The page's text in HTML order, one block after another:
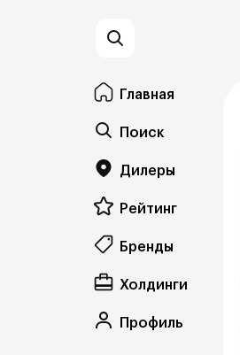
Главная
Поиск
Дилеры
Рейтинг
Бренды
Холдинги
Профиль